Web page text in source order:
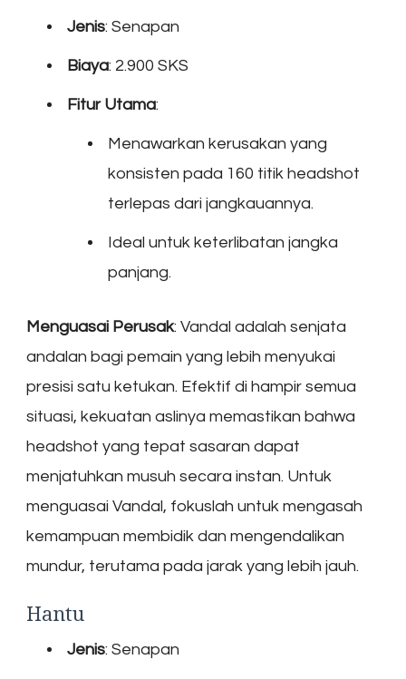
Jenis: Senapan
Biaya: 2.900 SKS
Fitur Utama:
Menawarkan kerusakan yang
konsisten pada 160 titik headshot
terlepas dari jangkauannya.
Ideal untuk keterlibatan jangka
panjang.
Menguasai Perusak: Vandal adalah senjata
andalan bagi pemain yang lebih menyukai
presisi satu ketukan. Efektif di hampir semua
situasi, kekuatan aslinya memastikan bahwa
headshot yang tepat sasaran dapat
menjatuhkan musuh secara instan. Untuk
menguasai Vandal, fokuslah untuk mengasah
kemampuan membidik dan mengendalikan
mundur, terutama pada jarak yang lebih jauh.
Hantu
Jenis: Senapan